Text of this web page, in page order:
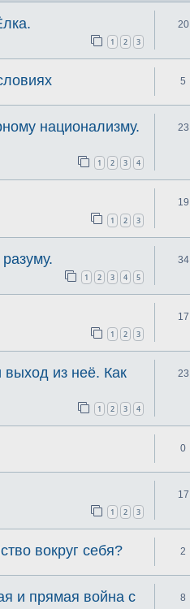
1 2 3
20
5
национализму.
1 2 3 4
23
1 2 3
19
1 2 3 4 5
34
1 2 3
17
из неё. Как
1 2 3 4
23
0
1 2 3
17
вокруг себя? 2
и прямая война с
8